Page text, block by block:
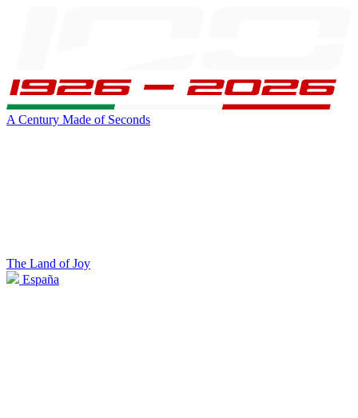
A Century Made of Seconds
The Land of Joy
España